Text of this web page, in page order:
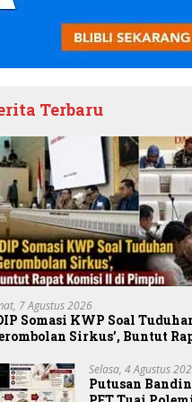
Terbaru
7 Agustus 2026
Somasi KWP Soal
Sirkus’, Buntut
Selasa, 4 Agustus
Putusan